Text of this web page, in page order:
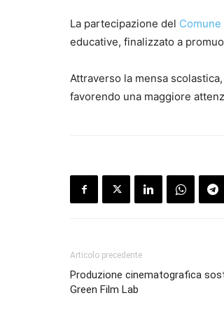
La partecipazione del Comune
educative, finalizzato a
Attraverso la mensa
favorendo una maggiore
Articolo precedente
Produzione cinematografica
Green Film Lab